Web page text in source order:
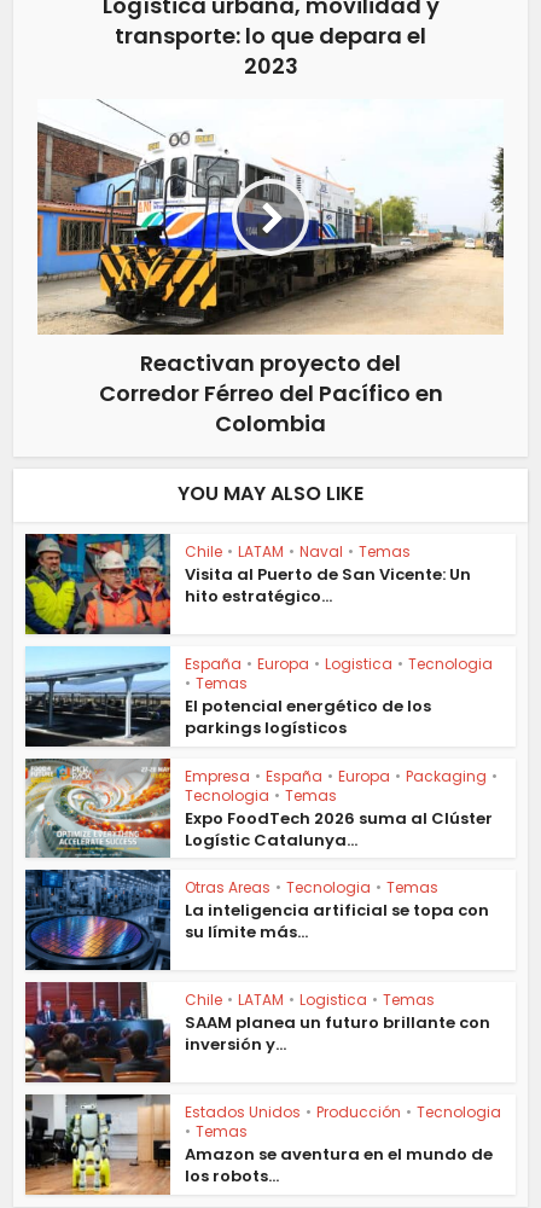
transporte: lo que depara el
2023
Reactivan proyecto del
Corredor Férreo del Pacífico en
Colombia
YOU MAY ALSO LIKE
Chile • LATAM • Naval • Temas
Visita al Puerto de San Vicente: Un
hito estratégico...
España • Europa • Logistica • Tecnologia
• Temas
El potencial energético de los
parkings logísticos
Empresa • España • Europa • Packaging •
Tecnologia • Temas
Expo FoodTech 2026 suma al Clúster
Logístic Catalunya...
Otras Areas • Tecnologia • Temas
La inteligencia artificial se topa con
su límite más...
Chile • LATAM • Logistica • Temas
SAAM planea un futuro brillante con
inversión y...
Estados Unidos • Producción • Tecnologia
• Temas
Amazon se aventura en el mundo de
los robots...